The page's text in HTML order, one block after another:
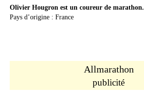
Olivier Hougron est un coureur de marathon.
Pays d’origine : France
Allmarathon
publicité